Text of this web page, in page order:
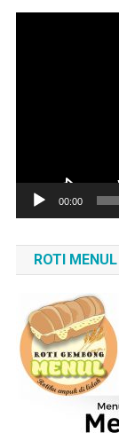
00:00
ROTI MENUL